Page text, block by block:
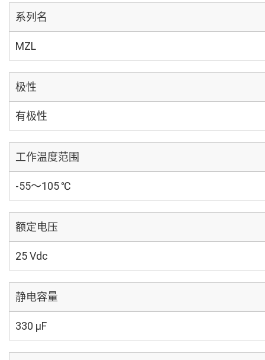
系列名
MZL
极性
有极性
工作温度范围
-55～105 ℃
额定电压
25 Vdc
静电容量
330 µF